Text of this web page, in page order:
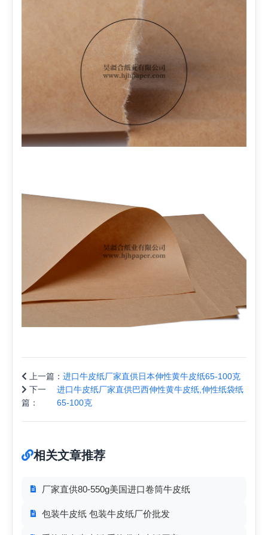
上一篇： 进口牛皮纸厂家直供日本伸性黄牛皮纸65-100克
下一
篇：
进口牛皮纸厂家直供巴西伸性黄牛皮纸,伸性纸袋纸
65-100克
相关文章推荐
厂家直供80-550g美国进口卷筒牛皮纸
包装牛皮纸 包装牛皮纸厂价批发